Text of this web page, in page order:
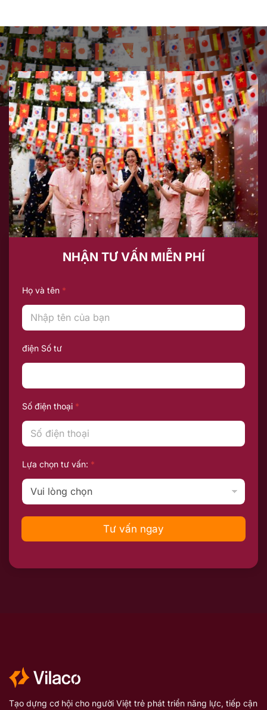
NHẬN TƯ VẤN MIỄN PHÍ
Họ và tên *
điện Số tư
Số điện thoại *
Lựa chọn tư vấn: *
Tư vấn ngay
Tạo dựng cơ hội cho người Việt trẻ phát triển năng lực, tiếp cận